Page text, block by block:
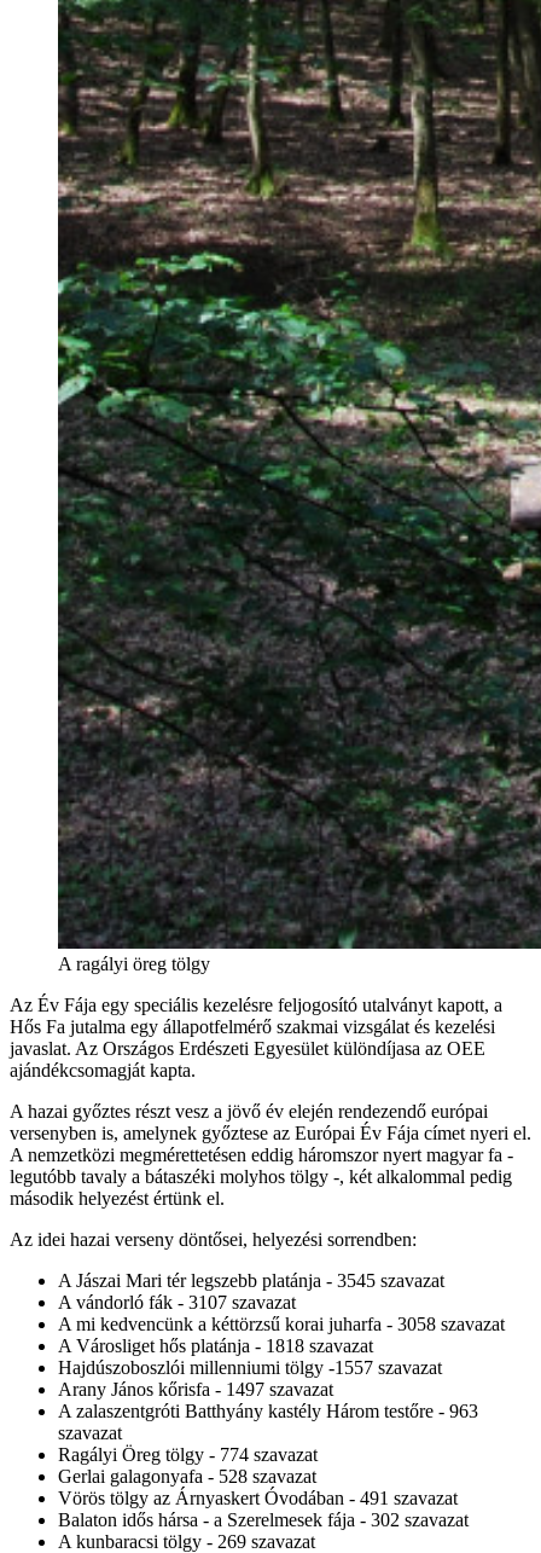
A ragályi öreg tölgy
Az Év Fája egy speciális kezelésre feljogosító utalványt kapott, a
Hős Fa jutalma egy állapotfelmérő szakmai vizsgálat és kezelési
javaslat. Az Országos Erdészeti Egyesület különdíjasa az OEE
ajándékcsomagját kapta.
A hazai győztes részt vesz a jövő év elején rendezendő európai
versenyben is, amelynek győztese az Európai Év Fája címet nyeri el.
A nemzetközi megmérettetésen eddig háromszor nyert magyar fa -
legutóbb tavaly a bátaszéki molyhos tölgy -, két alkalommal pedig
második helyezést értünk el.
Az idei hazai verseny döntősei, helyezési sorrendben:
A Jászai Mari tér legszebb platánja - 3545 szavazat
A vándorló fák - 3107 szavazat
A mi kedvencünk a kéttörzsű korai juharfa - 3058 szavazat
A Városliget hős platánja - 1818 szavazat
Hajdúszoboszlói millenniumi tölgy -1557 szavazat
Arany János kőrisfa - 1497 szavazat
A zalaszentgróti Batthyány kastély Három testőre - 963
szavazat
Ragályi Öreg tölgy - 774 szavazat
Gerlai galagonyafa - 528 szavazat
Vörös tölgy az Árnyaskert Óvodában - 491 szavazat
Balaton idős hársa - a Szerelmesek fája - 302 szavazat
A kunbaracsi tölgy - 269 szavazat